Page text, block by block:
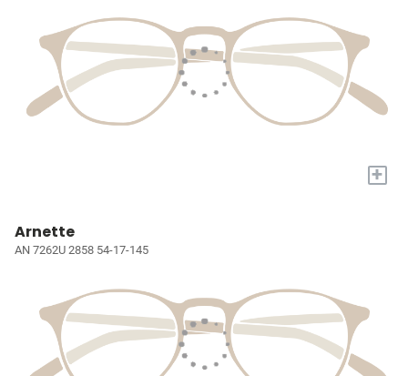
+
Arnette
AN 7262U 2858 54-17-145